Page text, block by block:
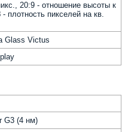
20:9 - отношение высоты к
плотность пикселей на кв.
Glass Victus
G3 (4 нм)